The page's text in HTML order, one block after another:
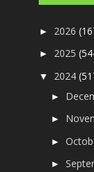
► 2026
► 2025
▼ 2024
►
►
►
►